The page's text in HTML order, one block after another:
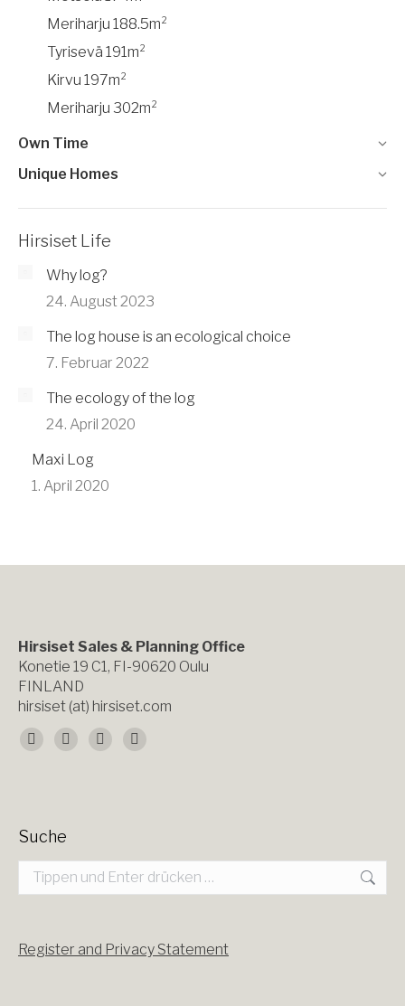
Meriharju 188.5m²
Tyrisevä 191m²
Kirvu 197m²
Meriharju 302m²
Own Time
Unique Homes
Hirsiset Life
Why log?
24. August 2023
The log house is an ecological choice
7. Februar 2022
The ecology of the log
24. April 2020
Maxi Log
1. April 2020
Hirsiset Sales & Planning Office
Konetie 19 C1, FI-90620 Oulu
FINLAND
hirsiset (at) hirsiset.com
Finden Sie uns auf:
Facebook
new
X
new
YouTube
new
Instagram
new
Suche
Search:
Register and Privacy Statement